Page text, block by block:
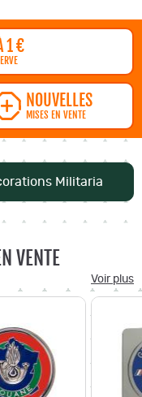
1 €
NOUVELLES
MISES EN VENTE
Militaria
VENTE
Voir plus